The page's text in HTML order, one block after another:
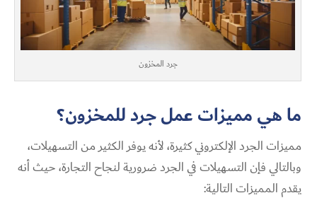
جرد المخزون
ما هي مميزات عمل جرد للمخزون؟
مميزات الجرد الإلكتروني كثيرة، لأنه يوفر الكثير من التسهيلات،
وبالتالي فإن التسهيلات في الجرد ضرورية لنجاح التجارة، حيث أنه
يقدم المميزات التالية: